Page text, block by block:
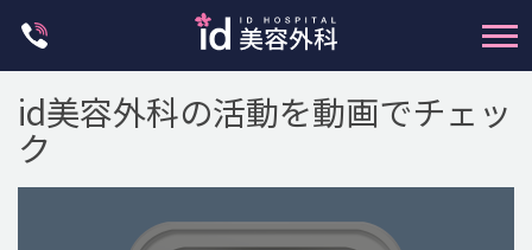
id美容外科の活動を動画でチェッ
ク